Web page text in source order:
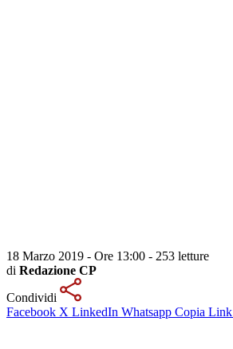
18 Marzo 2019 - Ore 13:00 - 253 letture
di Redazione CP
Condividi
Facebook X LinkedIn Whatsapp Copia Link